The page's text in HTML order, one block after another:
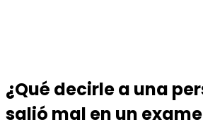
¿Qué decirle a una
salió mal en un